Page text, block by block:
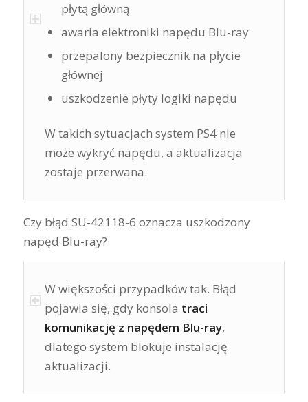
płytą główną
awaria elektroniki napędu Blu-ray
przepalony bezpiecznik na płycie
głównej
uszkodzenie płyty logiki napędu
W takich sytuacjach system PS4 nie
może wykryć napędu, a aktualizacja
zostaje przerwana.
Czy błąd SU-42118-6 oznacza uszkodzony
napęd Blu-ray?
W większości przypadków tak. Błąd
pojawia się, gdy konsola traci
komunikację z napędem Blu-ray,
dlatego system blokuje instalację
aktualizacji.